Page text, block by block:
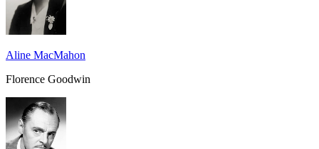
Aline MacMahon
Florence Goodwin